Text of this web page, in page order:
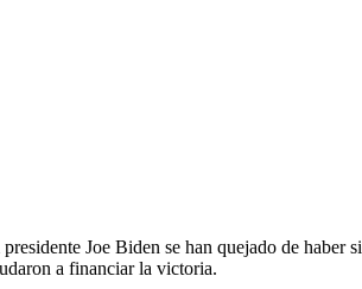
Joe Biden se han quejado de haber
a financiar la victoria.